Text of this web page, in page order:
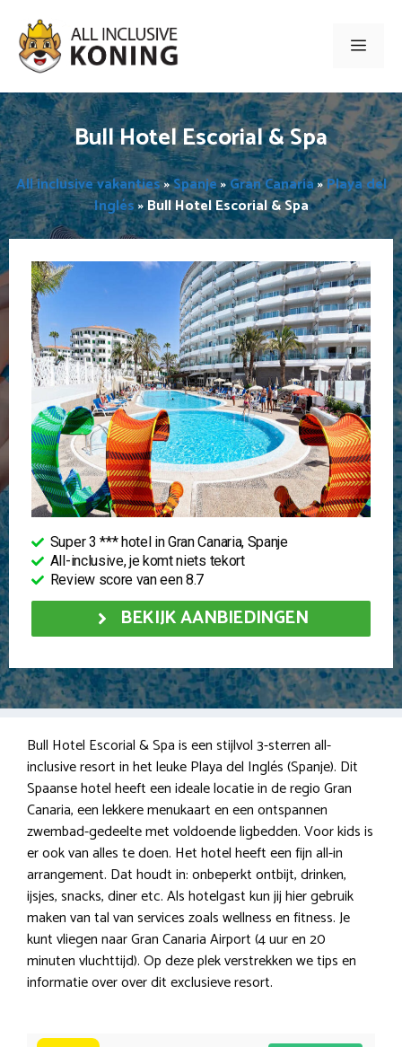
naar
inhoud
Menu
Bull Hotel Escorial & Spa
All inclusive vakanties»Spanje»Gran Canaria»Playa del
Inglés»Bull Hotel Escorial & Spa
Super 3 *** hotel in Gran Canaria, Spanje
All-inclusive, je komt niets tekort
Review score van een 8.7
BEKIJK AANBIEDINGEN
Bull Hotel Escorial & Spa is een stijlvol 3-sterren all-
inclusive resort in het leuke Playa del Inglés (Spanje). Dit
Spaanse hotel heeft een ideale locatie in de regio Gran
Canaria, een lekkere menukaart en een ontspannen
zwembad-gedeelte met voldoende ligbedden. Voor kids is
er ook van alles te doen. Het hotel heeft een fijn all-in
arrangement. Dat houdt in: onbeperkt ontbijt, drinken,
ijsjes, snacks, diner etc. Als hotelgast kun jij hier gebruik
maken van tal van services zoals wellness en fitness. Je
kunt vliegen naar Gran Canaria Airport (4 uur en 20
minuten vluchttijd). Op deze plek verstrekken we tips en
informatie over over dit exclusieve resort.